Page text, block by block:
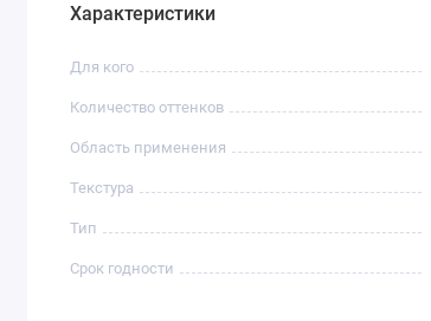
Характеристики
Для кого
Количество оттенков
Область применения
Текстура
Тип
Срок годности